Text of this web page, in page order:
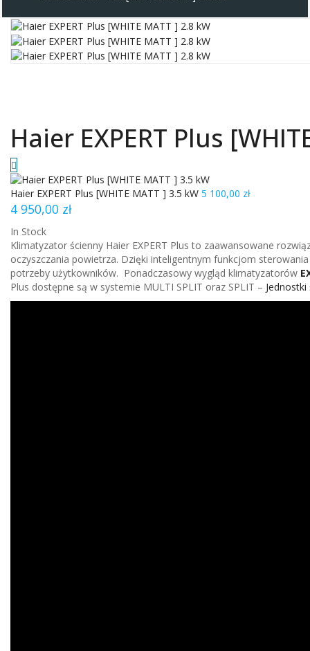
Haier EXPERT Plus
Haier EXPERT Plus [WHITE MATT ] 3.5 kW 5 100,00 zł
4 950,00 zł
In Stock
Klimatyzator ścienny Haier EXPERT Plus to zaawansowane
oczyszczania powietrza. Dzięki inteligentnym funkcjom
potrzeby użytkowników. Ponadczasowy wygląd klimatyzatorów
Plus dostępne są w systemie MULTI SPLIT oraz SPLIT –